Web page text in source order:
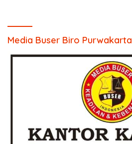
Media Buser Biro Purwakarta